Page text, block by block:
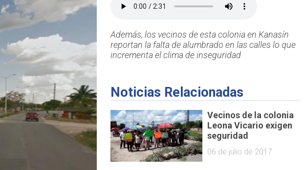
Además, los vecinos de esta colonia en Kanasín
reportan la falta de alumbrado en las calles lo que
incrementa el clima de inseguridad
Noticias Relacionadas
Vecinos de la colonia
Leona Vicario exigen
seguridad
06 de julio de 2017